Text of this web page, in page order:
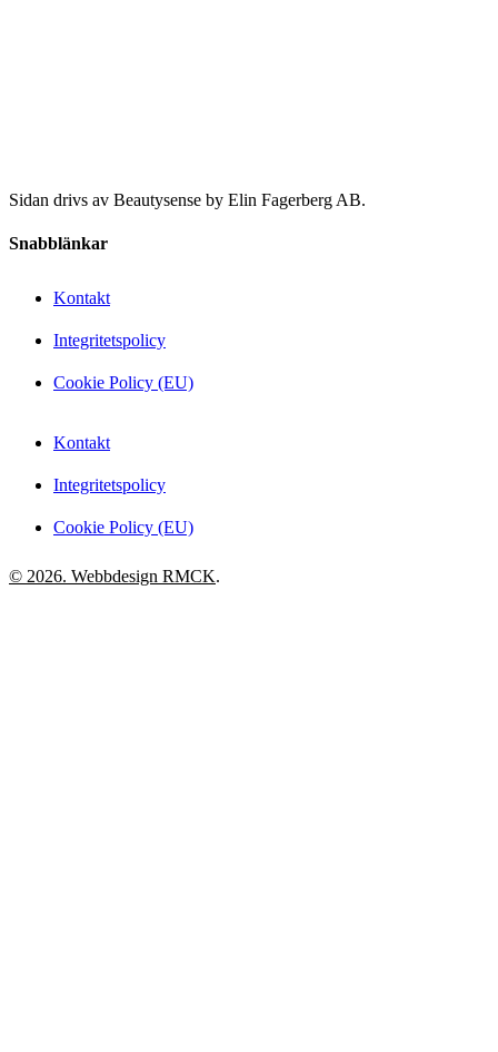
Sidan drivs av Beautysense by Elin Fagerberg AB.
Snabblänkar
Kontakt
Integritetspolicy
Cookie Policy (EU)
Kontakt
Integritetspolicy
Cookie Policy (EU)
© 2026. Webbdesign RMCK.